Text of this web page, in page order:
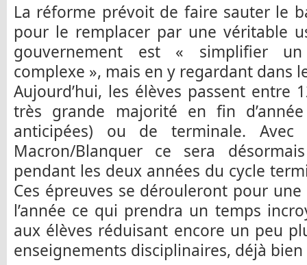
La réforme prévoit de faire sauter le
pour le remplacer par une véritable
gouvernement est « simplifier
complexe », mais en y regardant dans
Aujourd’hui, les élèves passent entre
très grande majorité en fin
anticipées) ou de terminale.
Macron/Blanquer ce sera
pendant les deux années du cycle
Ces épreuves se dérouleront pour
l’année ce qui prendra un temps
aux élèves réduisant encore un peu
enseignements disciplinaires, déjà